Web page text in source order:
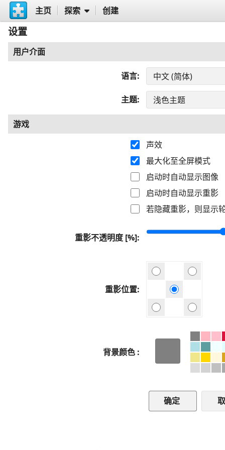
主页 探索 创建
设置
用户介面
语言
主题
游戏
声效
最大化至全屏模式
启动时自动显示图像
启动时自动显示重影
若隐藏重影，则显示
重影不透明度 [%]
重影位置
背景颜色